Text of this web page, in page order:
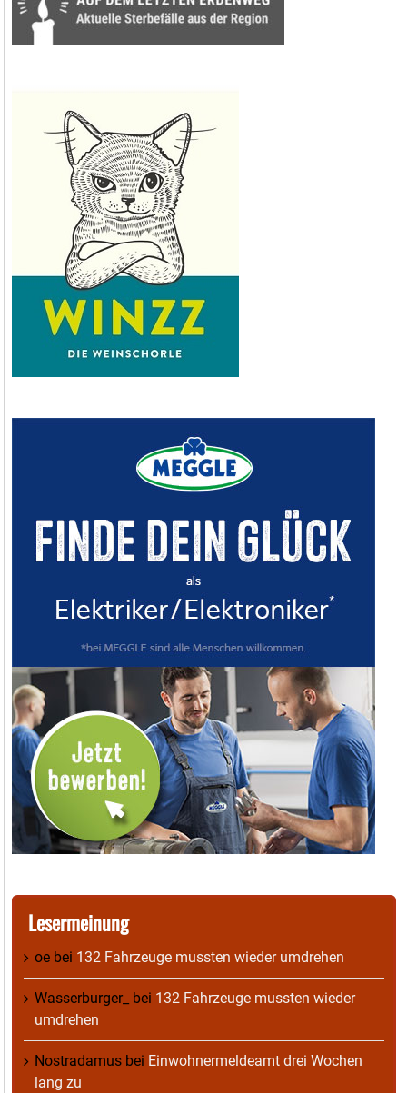
Lesermeinung
oe bei 132 Fahrzeuge mussten wieder umdrehen
Wasserburger_ bei 132 Fahrzeuge mussten wieder
umdrehen
Nostradamus bei Einwohnermeldeamt drei Wochen
lang zu